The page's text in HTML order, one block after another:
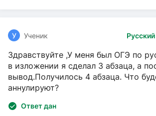
У Ученик
Здравствуйте ,У меня был ОГЭ по
в изложении я сделал 3 абзаца, а
вывод.Получилось 4 абзаца. Что
аннулируют?
Ответ дан